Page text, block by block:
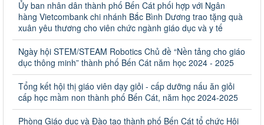
Quyết định công bố thủ tục hành chính bị bãi bỏ trong lĩnh
vực giáo dục đào tạo thuộc hệ giáo dục quốc dân và cơ sở
giáo dục khác thuộc thẩm quyền giải quyết của Sở Giáo dục
và Đào tạo, Ủy ban nhân dân cấp huyện
Quyết định công bố thủ tục hành chính bị bãi bỏ trong lĩnh vực
giáo dục đào tạo thuộc hệ giáo dục quốc dân và cơ sở giáo dục
khác thuộc thẩm quyền giải quyết của Sở Giáo dục và Đào tạo,
Ủy ban nhân dân cấp huyện
Ngày ban hành: 30/09/2024
Hướng dẫn thực hiện nhiệm vụ giáo dục tiểu học năm học
Ủy ban nhân dân thành phố Bến Cát phối hợp với Ngân
hàng Vietcombank chi nhánh Bắc Bình Dương trao tặng quà
xuân yêu thương cho viên chức ngành giáo dục và y tế
Ngày hội STEM/STEAM Robotics Chủ đề “Nền tảng cho giáo
dục thông minh” thành phố Bến Cát năm học 2024 - 2025
Tổng kết hội thị giáo viên dạy giỏi - cấp dưỡng nấu ăn giỏi
cấp học mầm non thành phố Bến Cát, năm học 2024-2025
Phòng Giáo dục và Đào tạo thành phố Bến Cát tổ chức Hội